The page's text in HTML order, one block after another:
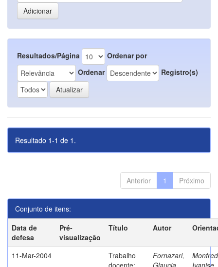
Resultados/Página
Ordenar por
Ordenar
Registro(s)
Resultado 1-1 de 1.
Anterior 1 Próximo
Conjunto de itens:
Data de
defesa
Pré-
visualização
Título Autor
11-Mar-2004
Trabalho
docente:
Fornazari,
Glaucia
Ivanise